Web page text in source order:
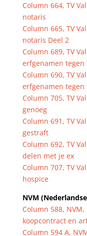
Column 664, TV
notaris
Column 665, TV
notaris Deel 2
Column 689, TV
erfgenamen tegen
Column 690, TV
erfgenamen tegen
Column 705, TV
genoeg
Column 691, TV
gestraft
Column 692, TV
delen met je ex
Column 707, TV
hospice
NVM
Column 588,
koopcontract en
Column 594 A,